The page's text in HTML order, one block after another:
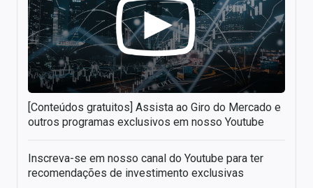
[Conteúdos gratuitos] Assista ao Giro do Mercado e
outros programas exclusivos em nosso Youtube
Inscreva-se em nosso canal do Youtube para ter
recomendações de investimento exclusivas